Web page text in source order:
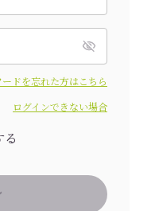
ドを忘れた方はこちら
ログインできない場合